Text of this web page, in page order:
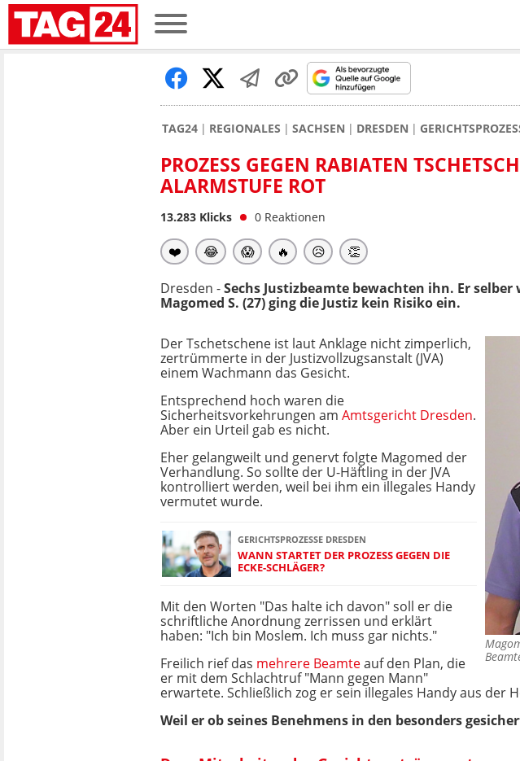
TAG24 REGIONALES SACHSEN DRESDEN
PROZESS GEGEN RABIATEN
ALARMSTUFE ROT
13.283 Klicks 0 Reaktionen
❤️ 😂 😱 🔥 😥 👏
Dresden -Sechs Justizbeamte bewachten ihn. Er
Magomed S. (27) ging die Justiz kein Risiko ein.
Der Tschetschene ist laut Anklage nicht zimperlich,
zertrümmerte in der Justizvollzugsanstalt (JVA)
einem Wachmann das Gesicht.
Entsprechend hoch waren die
Sicherheitsvorkehrungen am Amtsgericht Dresden.
Aber ein Urteil gab es nicht.
Eher gelangweilt und genervt folgte Magomed der
Verhandlung. So sollte der U-Häftling in der JVA
kontrolliert werden, weil bei ihm ein illegales Handy
vermutet wurde.
GERICHTSPROZESSE DRESDEN
WANN STARTET DER PROZESS GEGEN DIE
ECKE-SCHLÄGER?
Mit den Worten "Das halte ich davon" soll er die
schriftliche Anordnung zerrissen und erklärt
haben: "Ich bin Moslem. Ich muss gar nichts."
Freilich rief das mehrere Beamteauf den Plan, die
er mit dem Schlachtruf "Mann gegen Mann"
erwartete. Schließlich zog er sein illegales Handy aus der
Weil er ob seines Benehmens in den besonders